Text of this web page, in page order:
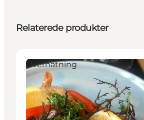
Relaterede produkter
Overnatning